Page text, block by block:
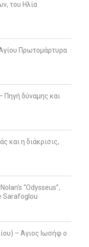
του Ηλία
Πρωτομάρτυρα
Πηγή δύναμης και
και η διάκρισις,
“Odysseus”,
Sarafoglou
– Άγιος Ιωσήφ ο